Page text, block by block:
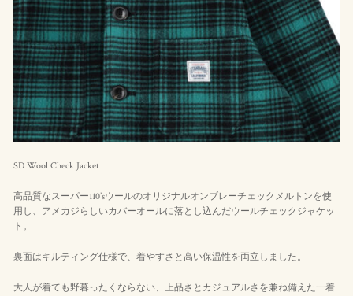
SD Wool Check Jacket
高品質なスーパー110’sウールのオリジナルオンブレーチェックメルトンを使
用し、アメカジらしいカバーオールに落とし込んだウールチェックジャケッ
ト。
裏面はキルティング仕様で、着やすさと高い保温性を両立しました。
大人が着ても野暮ったくならない、上品さとカジュアルさを兼ね備えた一着